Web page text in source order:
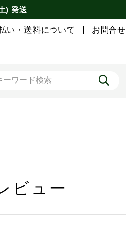
) 発送
い・送料について お問合せ
ビュー